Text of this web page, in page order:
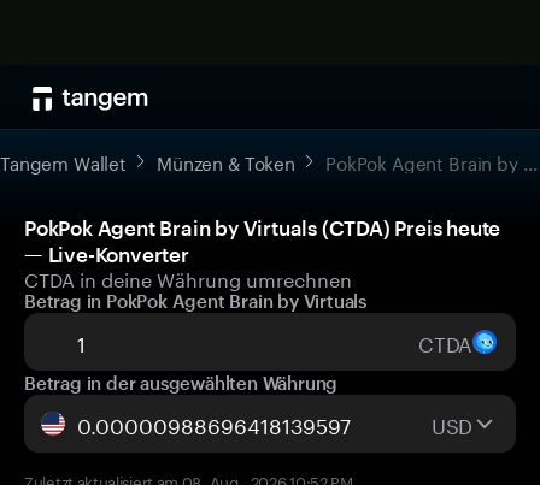
Tangem Wallet Münzen & Token PokPok Agent Brain by Virtuals
PokPok Agent Brain by Virtuals (CTDA) Preis heute
— Live-Konverter
CTDA in deine Währung umrechnen
Betrag in PokPok Agent Brain by Virtuals
CTDA
Betrag in der ausgewählten Währung
USD
Zuletzt aktualisiert am 08. Aug., 2026 10:52 PM